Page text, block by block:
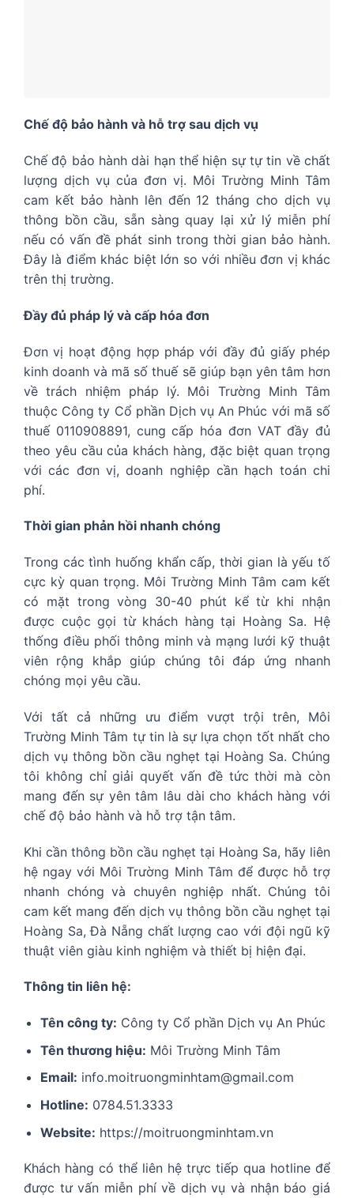
Chế độ bảo hành và hỗ trợ sau dịch vụ
Chế độ bảo hành dài hạn thể hiện sự tự tin về chất
lượng dịch vụ của đơn vị. Môi Trường Minh Tâm
cam kết bảo hành lên đến 12 tháng cho dịch vụ
thông bồn cầu, sẵn sàng quay lại xử lý miễn phí
nếu có vấn đề phát sinh trong thời gian bảo hành.
Đây là điểm khác biệt lớn so với nhiều đơn vị khác
trên thị trường.
Đầy đủ pháp lý và cấp hóa đơn
Đơn vị hoạt động hợp pháp với đầy đủ giấy phép
kinh doanh và mã số thuế sẽ giúp bạn yên tâm hơn
về trách nhiệm pháp lý. Môi Trường Minh Tâm
thuộc Công ty Cổ phần Dịch vụ An Phúc với mã số
thuế 0110908891, cung cấp hóa đơn VAT đầy đủ
theo yêu cầu của khách hàng, đặc biệt quan trọng
với các đơn vị, doanh nghiệp cần hạch toán chi
phí.
Thời gian phản hồi nhanh chóng
Trong các tình huống khẩn cấp, thời gian là yếu tố
cực kỳ quan trọng. Môi Trường Minh Tâm cam kết
có mặt trong vòng 30-40 phút kể từ khi nhận
được cuộc gọi từ khách hàng tại Hoàng Sa. Hệ
thống điều phối thông minh và mạng lưới kỹ thuật
viên rộng khắp giúp chúng tôi đáp ứng nhanh
chóng mọi yêu cầu.
Với tất cả những ưu điểm vượt trội trên, Môi
Trường Minh Tâm tự tin là sự lựa chọn tốt nhất cho
dịch vụ thông bồn cầu nghẹt tại Hoàng Sa. Chúng
tôi không chỉ giải quyết vấn đề tức thời mà còn
mang đến sự yên tâm lâu dài cho khách hàng với
chế độ bảo hành và hỗ trợ tận tâm.
Khi cần thông bồn cầu nghẹt tại Hoàng Sa, hãy liên
hệ ngay với Môi Trường Minh Tâm để được hỗ trợ
nhanh chóng và chuyên nghiệp nhất. Chúng tôi
cam kết mang đến dịch vụ thông bồn cầu nghẹt tại
Hoàng Sa, Đà Nẵng chất lượng cao với đội ngũ kỹ
thuật viên giàu kinh nghiệm và thiết bị hiện đại.
Thông tin liên hệ:
Tên công ty: Công ty Cổ phần Dịch vụ An Phúc
Tên thương hiệu: Môi Trường Minh Tâm
Email: info.moitruongminhtam@gmail.com
Hotline: 0784.51.3333
Website: https://moitruongminhtam.vn
Khách hàng có thể liên hệ trực tiếp qua hotline để
được tư vấn miễn phí về dịch vụ và nhận báo giá